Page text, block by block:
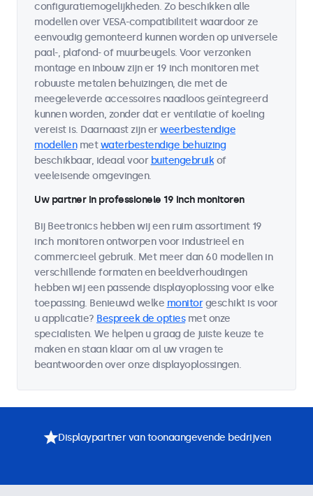
configuratiemogelijkheden. Zo beschikken alle
modellen over VESA-compatibiliteit waardoor ze
eenvoudig gemonteerd kunnen worden op universele
paal-, plafond- of muurbeugels. Voor verzonken
montage en inbouw zijn er 19 inch monitoren met
robuuste metalen behuizingen, die met de
meegeleverde accessoires naadloos geïntegreerd
kunnen worden, zonder dat er ventilatie of koeling
vereist is. Daarnaast zijn erweerbestendige
modellenmetwaterbestendige behuizing
beschikbaar, ideaal voor buitengebruikof
veeleisende omgevingen.
Uw partner in professionele 19 inch monitoren
Bij Beetronics hebben wij een ruim assortiment 19
inch monitoren ontworpen voor industrieel en
commercieel gebruik. Met meer dan 60 modellen in
verschillende formaten en beeldverhoudingen
hebben wij een passende displayoplossing voor elke
toepassing. Benieuwd welke monitorgeschikt is voor
u applicatie? Bespreek de optiesmet onze
specialisten. We helpen u graag de juiste keuze te
maken en staan klaar om al uw vragen te
beantwoorden over onze displayoplossingen.
Displaypartner van toonaangevende bedrijven